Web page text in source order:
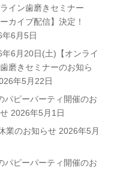
イン歯磨きセミナー
ーカイブ配信】決定！
年6月5日
年6月20日(土)【オンライ
磨きセミナーのお知ら
年5月22日
パピーパーティ開催のお
2026年5月1日
業のお知らせ 2026年5月
パピーパーティ開催のお